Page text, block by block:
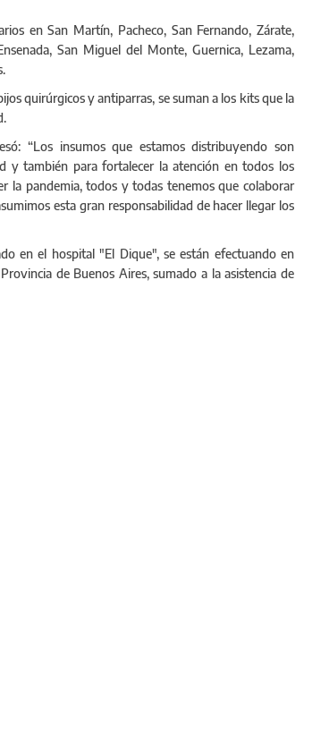
en San Martín, Pacheco, San Fernando, Zárate,
San Miguel del Monte, Guernica, Lezama,
quirúrgicos y antiparras, se suman a los kits que la
“Los insumos que estamos distribuyendo son
y también para fortalecer la atención en todos los
la pandemia, todos y todas tenemos que colaborar
esta gran responsabilidad de hacer llegar los
en el hospital "El Dique", se están efectuando en
de Buenos Aires, sumado a la asistencia de